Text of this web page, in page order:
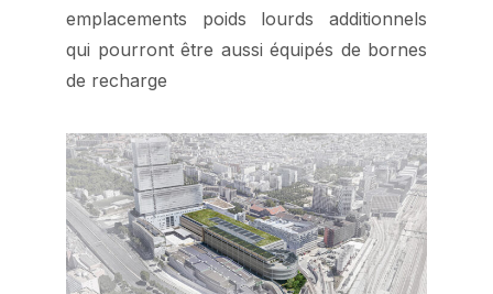
emplacements poids lourds additionnels
qui pourront être aussi équipés de bornes
de recharge